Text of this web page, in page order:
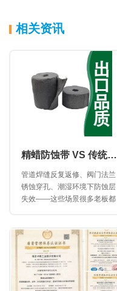
相关资讯
精蜡防蚀带 VS 传统防蚀方案，哪个更适合你？
管道焊缝反复返修、阀门法兰
锈蚀穿孔、潮湿环境下防蚀层
失效——这些场景很多老板都
风险的叠加。精蜡防蚀带，正
是为解决这类痛点而生。